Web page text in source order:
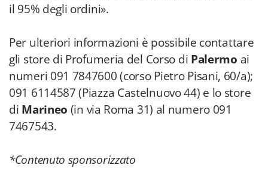
il 95% degli ordini».
Per ulteriori informazioni è possibile contattare
gli store di Profumeria del Corso di Palermo ai
numeri 091 7847600 (corso Pietro Pisani, 60/a);
091 6114587 (Piazza Castelnuovo 44) e lo store
di Marineo (in via Roma 31) al numero 091
7467543.
*Contenuto sponsorizzato